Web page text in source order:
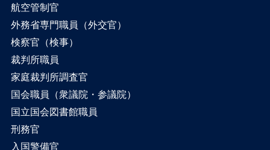
航空管制官
外務省専門職員（外交官）
検察官（検事）
裁判所職員
家庭裁判所調査官
国会職員（衆議院・参議院）
国立国会図書館職員
刑務官
入国警備官